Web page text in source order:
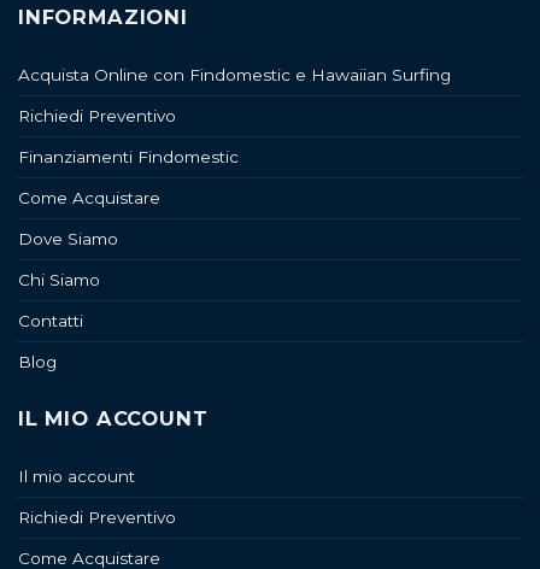
INFORMAZIONI
Acquista Online con Findomestic e Hawaiian Surfing
Richiedi Preventivo
Finanziamenti Findomestic
Come Acquistare
Dove Siamo
Chi Siamo
Contatti
Blog
IL MIO ACCOUNT
Il mio account
Richiedi Preventivo
Come Acquistare